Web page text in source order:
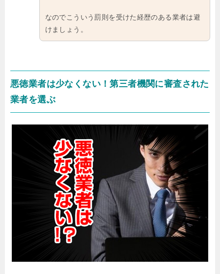
なのでこういう罰則を受けた経歴のある業者は避
けましょう。
悪徳業者は少なくない！第三者機関に審査された
業者を選ぶ